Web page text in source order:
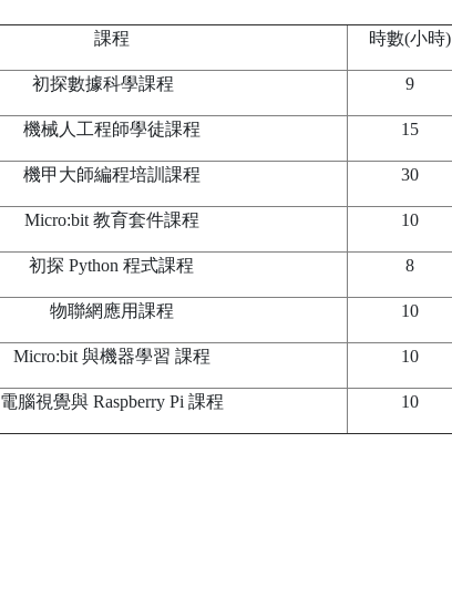
課程 時數(小時)
初探數據科學課程 9
機械人工程師學徒課程 15
機甲大師編程培訓課程 30
Micro:bit 教育套件課程 10
初探 Python 程式課程 8
物聯網應用課程 10
Micro:bit 與機器學習 課程 10
電腦視覺與 Raspberry Pi 課程 10